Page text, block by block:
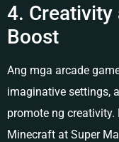
4.
Boost
Ang mga arcade
imaginative settings,
promote ng
Minecraft at Super